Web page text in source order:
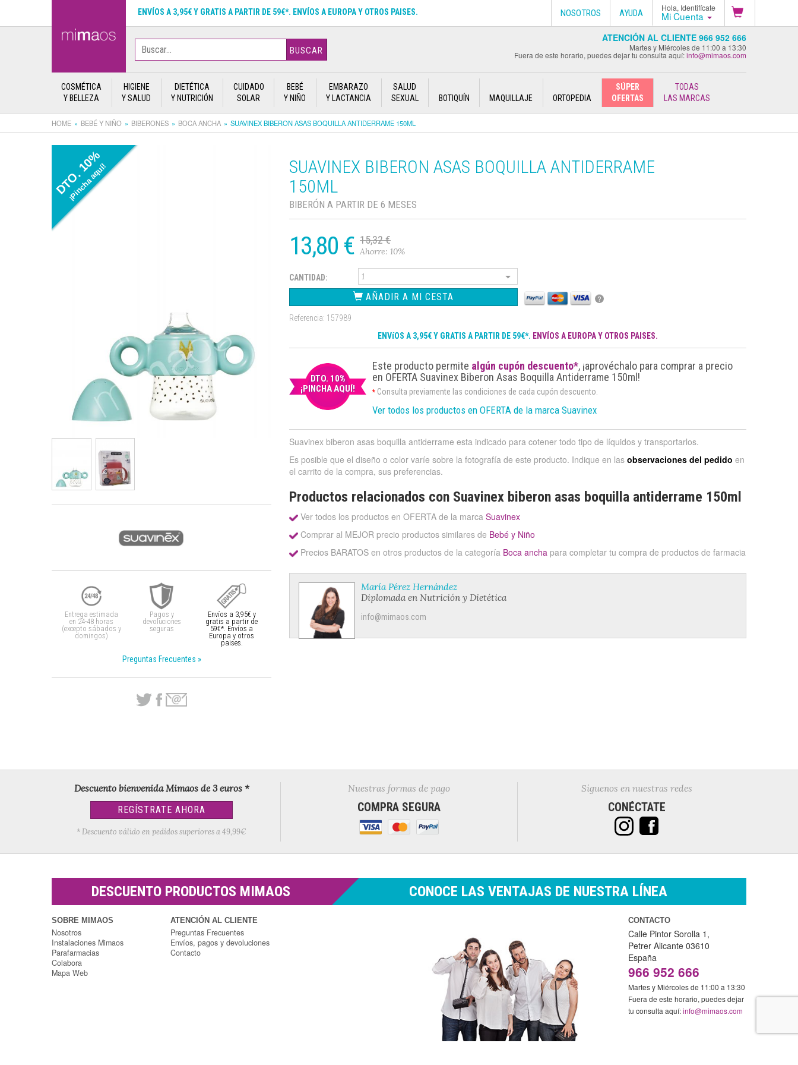
ENVÍOS A 3,95€ Y GRATIS A PARTIR DE 59€*. ENVÍOS A EUROPA Y OTROS PAISES. Hola, Identifícate
Mi Cuenta
AYUDA
NOSOTROS
BUSCAR
ATENCIÓN AL CLIENTE 966 952 666
Martes y Miércoles de 11:00 a 13:30
Fuera de este horario, puedes dejar tu consulta aquí:info@mimaos.com
COSMÉTICA
Y BELLEZA
HIGIENE
Y SALUD
DIETÉTICA
Y NUTRICIÓN
CUIDADO
SOLAR
BEBÉ
Y NIÑO
EMBARAZO
Y LACTANCIA
SALUD
SEXUAL
BOTIQUÍN MAQUILLAJE ORTOPEDIA
SÚPER
OFERTAS
TODAS
LAS MARCAS
HOME BEBÉ Y NIÑO BIBERONES BOCA ANCHA SUAVINEX BIBERON ASAS BOQUILLA ANTIDERRAME 150ML
DTO. 10%
¡Pincha aquí!
Entrega estimada
en 24-48 horas
(excepto sábados y
domingos)
Pagos y
devoluciones
seguras
Envíos a 3,95€ y
gratis a partir de
59€*. Envíos a
Europa y otros
paises.
Preguntas Frecuentes »
SUAVINEX BIBERON ASAS BOQUILLA ANTIDERRAME
150ML
BIBERÓN A PARTIR DE 6 MESES
13,80 € 15,32 €
Ahorre: 10%
CANTIDAD:
AÑADIR A MI CESTA ?
Referencia: 157989
ENVíOS A 3,95€ Y GRATIS A PARTIR DE 59€*. ENVÍOS A EUROPA Y OTROS PAISES.
DTO. 10%
¡PINCHA AQUÍ!
Este producto permite algún cupón descuento*, ¡aprovéchalo para comprar a precio
en OFERTA Suavinex Biberon Asas Boquilla Antiderrame 150ml!
* Consulta previamente las condiciones de cada cupón descuento.
Ver todos los productos en OFERTA de la marca Suavinex
Suavinex biberon asas boquilla antiderrame esta indicado para cotener todo tipo de líquidos y transportarlos.
Es posible que el diseño o color varíe sobre la fotografía de este producto. Indique en las observaciones del pedido en
el carrito de la compra, sus preferencias.
Productos relacionados con Suavinex biberon asas boquilla antiderrame 150ml
Ver todos los productos en OFERTA de la marca Suavinex
Comprar al MEJOR precio productos similares de Bebé y Niño
Precios BARATOS en otros productos de la categoría Boca ancha para completar tu compra de productos de farmacia
María Pérez Hernández
Diplomada en Nutrición y Dietética
info@mimaos.com
Descuento bienvenida Mimaos de 3 euros *
REGÍSTRATE AHORA
* Descuento válido en pedidos superiores a 49,99€
Nuestras formas de pago
COMPRA SEGURA
Síguenos en nuestras redes
CONÉCTATE
DESCUENTO PRODUCTOS MIMAOS CONOCE LAS VENTAJAS DE NUESTRA LÍNEA
SOBRE MIMAOS
Nosotros
Instalaciones Mimaos
Parafarmacias
Colabora
Mapa Web
ATENCIÓN AL CLIENTE
Preguntas Frecuentes
Envíos, pagos y devoluciones
Contacto
CONTACTO
Calle Pintor Sorolla 1,
Petrer Alicante 03610
España
966 952 666
Martes y Miércoles de 11:00 a 13:30
Fuera de este horario, puedes dejar
tu consulta aquí:info@mimaos.com